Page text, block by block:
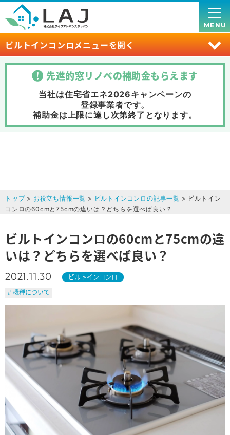
ビルトインコンロメニューを開く
MENU
先進的窓リノベの補助金もらえます
当社は住宅省エネ2026キャンペーンの
登録事業者です。
補助金は上限に達し次第終了 となります。
トップ> お役立ち情報一覧 > ビルトインコンロの記事一覧 > ビルトイン
コンロの60cmと75cmの違いは？どちらを選べば良い？
ビルトインコンロの60cmと75cmの違
いは？どちらを選べば良い？
2021.11.30
ビルトインコンロ
# 機種について